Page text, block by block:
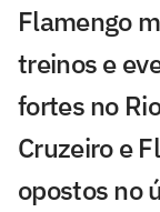
Flamengo
treinos e
fortes no Rio
Cruzeiro e
opostos no